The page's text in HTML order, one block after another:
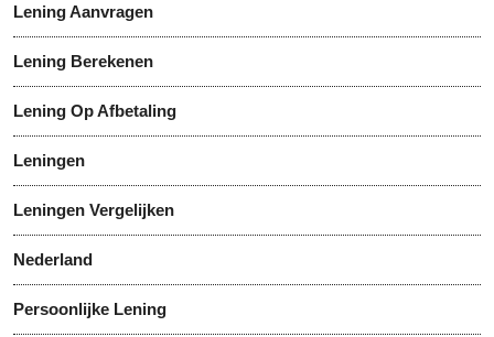
Lening Aanvragen
Lening Berekenen
Lening Op Afbetaling
Leningen
Leningen Vergelijken
Nederland
Persoonlijke Lening